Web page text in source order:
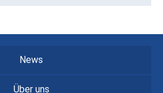
News
Über uns